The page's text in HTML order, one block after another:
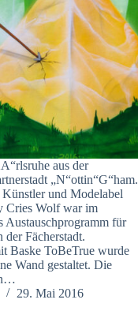
aus der
„N“ottin“G“ham.
und Modelabel
Cries Wolf war im
Austauschprogramm für
der Fächerstadt.
Baske ToBeTrue wurde
Wand gestaltet. Die
29. Mai 2016